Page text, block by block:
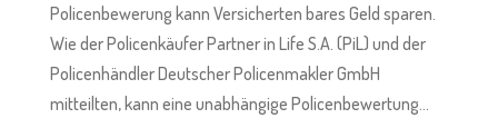
Policenbewerung kann Versicherten bares Geld sparen.
Wie der Policenkäufer Partner in Life S.A. (PiL) und der
Policenhändler Deutscher Policenmakler GmbH
mitteilten, kann eine unabhängige Policenbewertung...